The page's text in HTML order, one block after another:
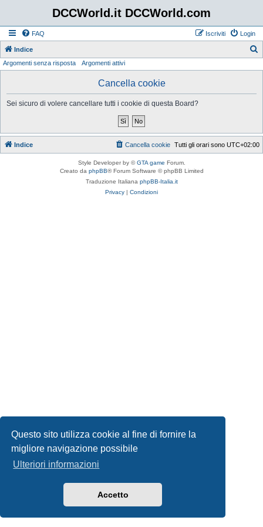
Questo sito utilizza cookie al fine di fornire la
migliore navigazione possibile
Ulteriori informazioni
Accetto
DCCWorld.it DCCWorld.com
FAQ Login
Iscriviti
Indice
Argomenti senza risposta Argomenti attivi
Cancella cookie
Sei sicuro di volere cancellare tutti i cookie di questa Board?
Indice Tutti gli orari sono UTC+02:00
Cancella cookie
Style Developer by ©GTA game Forum.
Creato da phpBB® Forum Software © phpBB Limited
Traduzione Italiana phpBB-Italia.it
Privacy | Condizioni